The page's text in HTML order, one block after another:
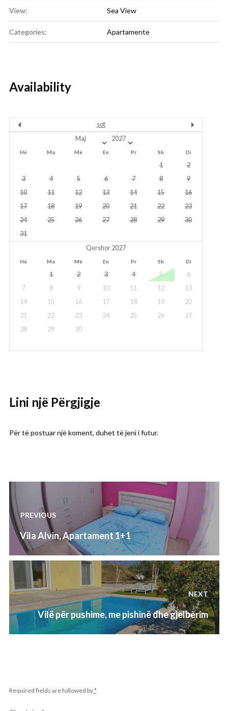
View: Sea View
Categories: Apartamente
Availability
sot
Hë Ma Më En Pr Sh Di
1
2
3
4 5 6 7 8
9
10
11 12 13 14 15
16
17
18 19 20 21 22
23
24
25 26 27 28 29
30
31
Qershor 2027
Hë Ma Më En Pr Sh Di
1 2 3 4 5
6
7
8 9 10 11 12
13
14
15 16 17 18 19
20
21
22 23 24 25 26
27
28
29 30
Lini një Përgjigje
Për të postuar një koment, duhet të jeni i futur.
Lëvizje
te
postimet
PREVIOUS
Previous
post:
Vila Alvin, Apartament 1+1
NEXT
Next
post:
Vilë për pushime, me pishinë dhe gjelbërim
Required fields are followed by*